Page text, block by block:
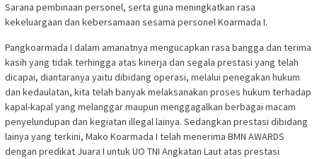
Sarana pembinaan personel, serta guna meningkatkan rasa
kekeluargaan dan kebersamaan sesama personel Koarmada I.
Pangkoarmada I dalam amanatnya mengucapkan rasa bangga dan terima
kasih yang tidak terhingga atas kinerja dan segala prestasi yang telah
dicapai, diantaranya yaitu dibidang operasi, melalui penegakan hukum
dan kedaulatan, kita telah banyak melaksanakan proses hukum terhadap
kapal-kapal yang melanggar maupun menggagalkan berbagai macam
penyelundupan dan kegiatan illegal lainya. Sedangkan prestasi dibidang
lainya yang terkini, Mako Koarmada I telah menerima BMN AWARDS
dengan predikat Juara I untuk UO TNI Angkatan Laut atas prestasi